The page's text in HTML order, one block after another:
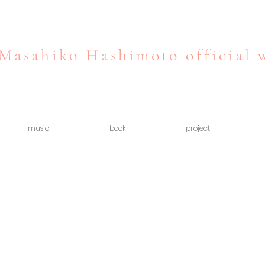
Hashimoto official
music book project